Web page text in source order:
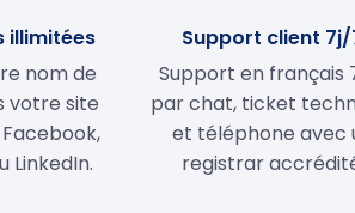
illimitées
nom de
votre site
LinkedIn.
Support client 7j/
Support en français
par chat, ticket
et téléphone avec
registrar